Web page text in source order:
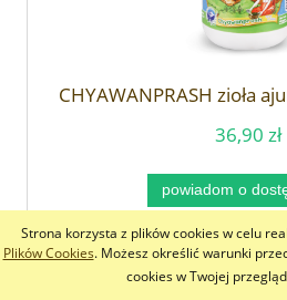
Strona korzysta z plików cookies w celu
Plików Cookies. Możesz określić warunki
cookies w Twojej
CHYAWANPRASH zioła
36,90 zł
powiadom o